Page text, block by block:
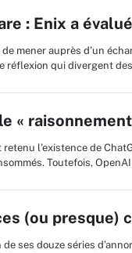
: Enix a
mener auprès d’un
réflexion qui divergent
«
l’existence de
Toutefois,
(ou presque)
ses douze séries